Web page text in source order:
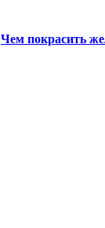
Чем покрасить